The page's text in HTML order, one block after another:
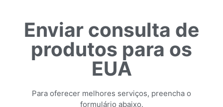
Enviar consulta de
produtos para os
EUA
Para oferecer melhores serviços, preencha o
formulário abaixo.